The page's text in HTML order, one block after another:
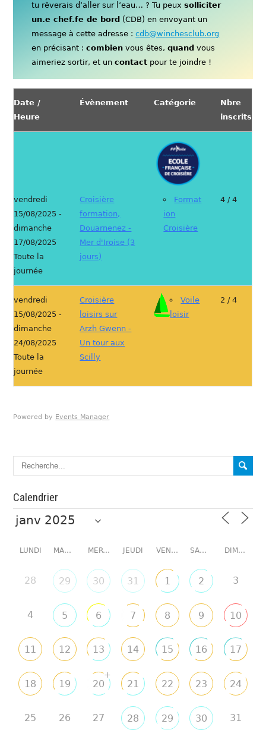
tu rêverais d’aller sur l’eau… ? Tu peuxsolliciter
un.e chef.fe de bord (CDB) en envoyant un
message à cette adresse :cdb@winchesclub.org
en précisant :combien vous êtes,quand vous
aimeriez sortir, et uncontact pour te joindre !
Date /
Heure
Évènement Catégorie
Nbre
inscrits
vendredi
15/08/2025 -
dimanche
17/08/2025
Toute la
journée
Croisière
formation,
Douarnenez -
Mer d'Iroise (3
jours)
Format
ion
Croisière
4 / 4
vendredi
15/08/2025 -
dimanche
24/08/2025
Toute la
journée
Croisière
loisirs sur
Arzh Gwenn -
Un tour aux
Scilly
Voile
loisir
2 / 4
Powered by Events Manager
Calendrier
LUNDI MARDI MERCREDI JEUDI VENDREDI SAMEDI DIMANCHE
28 29 30 31 1 2 3
4 5 6 7 8 9 10
11 12 13 14 15 16 17
18 19 20
+
21 22 23 24
25 26 27 28 29 30 31